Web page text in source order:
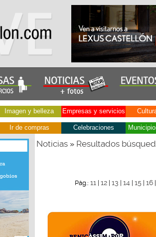
Imagen y belleza Empresas y servicios
Ir de compras Celebraciones
Noticias» Resultados
Pág.: 11| 12| 13 14| 15| 16